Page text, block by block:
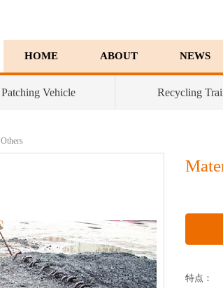
HOME ABOUT NEWS
Patching Vehicle Recycling
Others
特点：